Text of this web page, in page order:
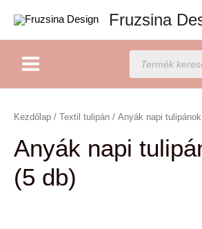
content
Fruzsina
Products
search
Kezdőlap / Textil tulipán / Anyák napi
Anyák napi
(5 db)
napi
szett
(5
db)
mennyiség